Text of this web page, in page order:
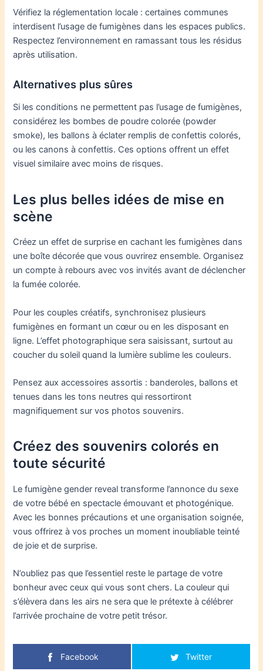
Vérifiez la réglementation locale : certaines communes
interdisent l’usage de fumigènes dans les espaces publics.
Respectez l’environnement en ramassant tous les résidus
après utilisation.
Alternatives plus sûres
Si les conditions ne permettent pas l’usage de fumigènes,
considérez les bombes de poudre colorée (powder
smoke), les ballons à éclater remplis de confettis colorés,
ou les canons à confettis. Ces options offrent un effet
visuel similaire avec moins de risques.
Les plus belles idées de mise en
scène
Créez un effet de surprise en cachant les fumigènes dans
une boîte décorée que vous ouvrirez ensemble. Organisez
un compte à rebours avec vos invités avant de déclencher
la fumée colorée.
Pour les couples créatifs, synchronisez plusieurs
fumigènes en formant un cœur ou en les disposant en
ligne. L’effet photographique sera saisissant, surtout au
coucher du soleil quand la lumière sublime les couleurs.
Pensez aux accessoires assortis : banderoles, ballons et
tenues dans les tons neutres qui ressortiront
magnifiquement sur vos photos souvenirs.
Créez des souvenirs colorés en
toute sécurité
Le fumigène gender reveal transforme l’annonce du sexe
de votre bébé en spectacle émouvant et photogénique.
Avec les bonnes précautions et une organisation soignée,
vous offrirez à vos proches un moment inoubliable teinté
de joie et de surprise.
N’oubliez pas que l’essentiel reste le partage de votre
bonheur avec ceux qui vous sont chers. La couleur qui
s’élèvera dans les airs ne sera que le prétexte à célébrer
l’arrivée prochaine de votre petit trésor.
Facebook Twitter